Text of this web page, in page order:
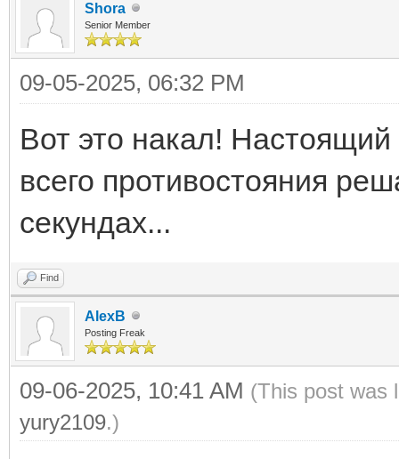
Shora
Senior Member
09-05-2025, 06:32 PM
Вот это накал! Настоящий
всего противостояния
секундах...
Find
AlexB
Posting Freak
09-06-2025, 10:41 AM (This post was
yury2109.)